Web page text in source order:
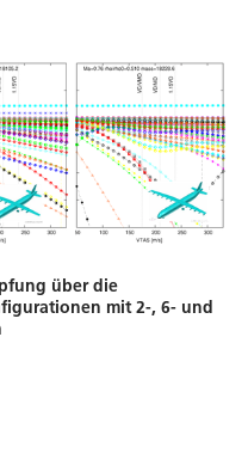
über die
mit 2-, 6- und